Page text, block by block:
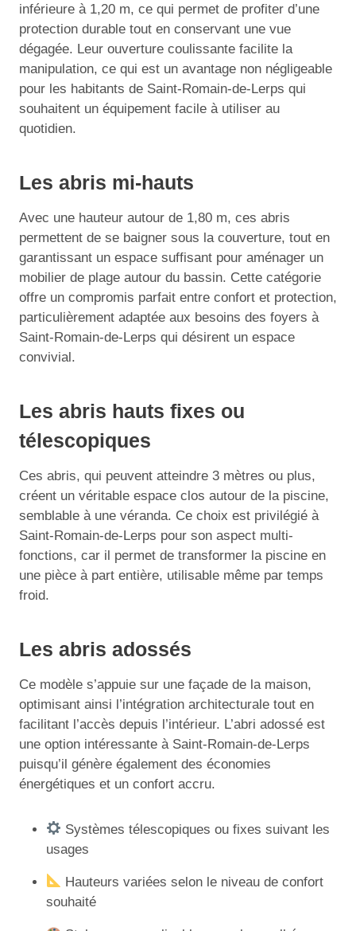
inférieure à 1,20 m, ce qui permet de profiter d’une
protection durable tout en conservant une vue
dégagée. Leur ouverture coulissante facilite la
manipulation, ce qui est un avantage non négligeable
pour les habitants de Saint-Romain-de-Lerps qui
souhaitent un équipement facile à utiliser au
quotidien.
Les abris mi-hauts
Avec une hauteur autour de 1,80 m, ces abris
permettent de se baigner sous la couverture, tout en
garantissant un espace suffisant pour aménager un
mobilier de plage autour du bassin. Cette catégorie
offre un compromis parfait entre confort et protection,
particulièrement adaptée aux besoins des foyers à
Saint-Romain-de-Lerps qui désirent un espace
convivial.
Les abris hauts fixes ou
télescopiques
Ces abris, qui peuvent atteindre 3 mètres ou plus,
créent un véritable espace clos autour de la piscine,
semblable à une véranda. Ce choix est privilégié à
Saint-Romain-de-Lerps pour son aspect multi-
fonctions, car il permet de transformer la piscine en
une pièce à part entière, utilisable même par temps
froid.
Les abris adossés
Ce modèle s’appuie sur une façade de la maison,
optimisant ainsi l’intégration architecturale tout en
facilitant l’accès depuis l’intérieur. L’abri adossé est
une option intéressante à Saint-Romain-de-Lerps
puisqu’il génère également des économies
énergétiques et un confort accru.
Systèmes télescopiques ou fixes suivant les
usages
Hauteurs variées selon le niveau de confort
souhaité